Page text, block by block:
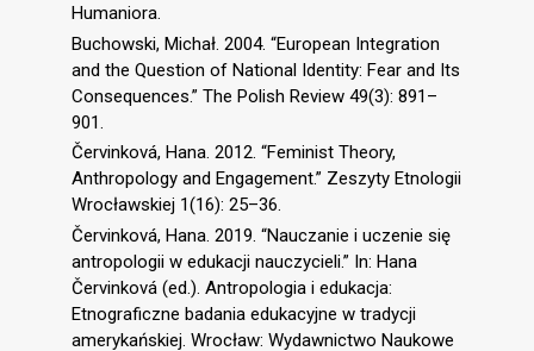
Humaniora.
Buchowski, Michał. 2004. “European Integration
and the Question of National Identity: Fear and Its
Consequences.” The Polish Review 49(3): 891–
901.
Červinková, Hana. 2012. “Feminist Theory,
Anthropology and Engagement.” Zeszyty Etnologii
Wrocławskiej 1(16): 25–36.
Červinková, Hana. 2019. “Nauczanie i uczenie się
antropologii w edukacji nauczycieli.” In: Hana
Červinková (ed.). Antropologia i edukacja:
Etnograficzne badania edukacyjne w tradycji
amerykańskiej. Wrocław: Wydawnictwo Naukowe